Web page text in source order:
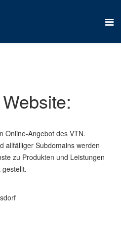
Online-Angebot des VTN.
allfälliger Subdomains werden
zu Produkten und Leistungen